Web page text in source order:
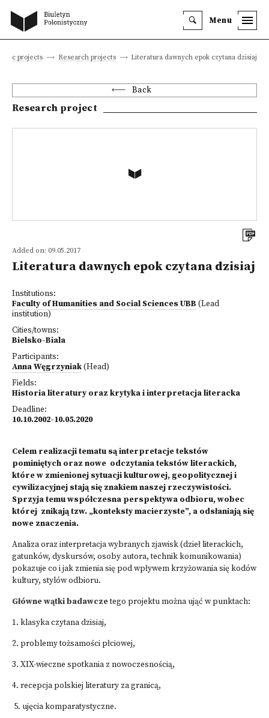
Menu
projects Research projects Literatura dawnych epok czytana dzisiaj
Back
Research project
Added on: 09.05.2017
Literatura dawnych epok czytana dzisiaj
Institutions:
Faculty of Humanities and Social Sciences UBB (Lead
institution)
Cities/towns:
Bielsko-Biala
Participants:
Anna Węgrzyniak(Head)
Fields:
Historia literatury oraz krytyka i interpretacja literacka
Deadline:
10.10.2002-10.05.2020
Celem realizacji tematu są interpretacje tekstów
pominiętych oraz nowe odczytania tekstów literackich,
które w zmienionej sytuacji kulturowej, geopolitycznej i
cywilizacyjnej stają się znakiem naszej rzeczywistości.
Sprzyja temu współczesna perspektywa odbioru, wobec
której znikają tzw. „konteksty macierzyste”, a odsłaniają się
nowe znaczenia.
Analiza oraz interpretacja wybranych zjawisk (dzieł literackich,
gatunków, dyskursów, osoby autora, technik komunikowania)
pokazuje co i jak zmienia się pod wpływem krzyżowania się kodów
kultury, stylów odbioru.
Główne wątki badawczetego projektu można ująć w punktach:
1. klasyka czytana dzisiaj,
2. problemy tożsamości płciowej,
3. XIX-wieczne spotkania z nowoczesnością,
4. recepcja polskiej literatury za granicą,
5. ujęcia komparatystyczne.